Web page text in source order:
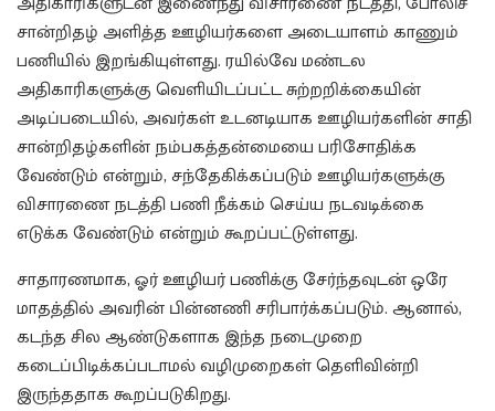
சான்றிதழ் அளித்த ஊழியர்களை அடையாளம் காணும்
பணியில் இறங்கியுள்ளது. ரயில்வே மண்டல
அதிகாரிகளுக்கு வெளியிடப்பட்ட சுற்றறிக்கையின்
அடிப்படையில், அவர்கள் உடனடியாக ஊழியர்களின் சாதி
சான்றிதழ்களின் நம்பகத்தன்மையை பரிசோதிக்க
வேண்டும் என்றும், சந்தேகிக்கப்படும் ஊழியர்களுக்கு
விசாரணை நடத்தி பணி நீக்கம் செய்ய நடவடிக்கை
எடுக்க வேண்டும் என்றும் கூறப்பட்டுள்ளது.
சாதாரணமாக, ஓர் ஊழியர் பணிக்கு சேர்ந்தவுடன் ஒரே
மாதத்தில் அவரின் பின்னணி சரிபார்க்கப்படும். ஆனால்,
கடந்த சில ஆண்டுகளாக இந்த நடைமுறை
கடைப்பிடிக்கப்படாமல் வழிமுறைகள் தெளிவின்றி
இருந்ததாக கூறப்படுகிறது.